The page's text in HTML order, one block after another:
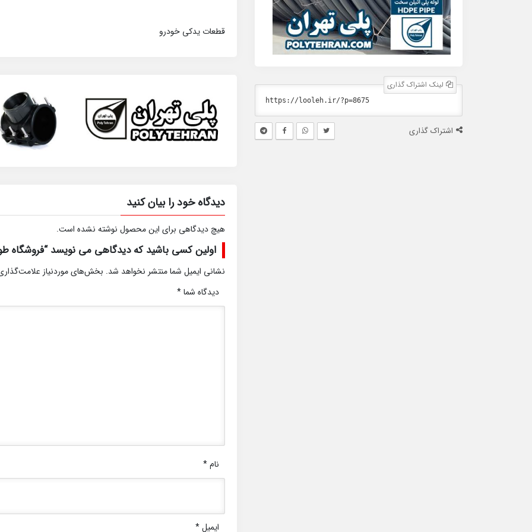
لینک اشتراک گذاری
اشتراک گذاری
قطعات یدکی خودرو
دیدگاه خود را بیان کنید
هیچ دیدگاهی برای این محصول نوشته نشده است.
اولین کسی باشید که دیدگاهی می نویسد
نشانی ایمیل شما منتشر نخواهد شد. بخش‌های موردنیاز
دیدگاه شما*
نام*
ایمیل*